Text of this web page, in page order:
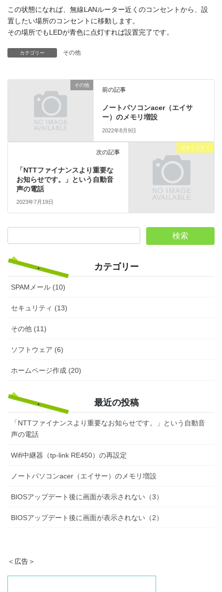
この状態になれば、無線LANルーター近くのコンセントから、設
置したい場所のコンセントに移動します。
その場所でもLEDが青色に点灯すれば設置完了です。
カテゴリー その他
その他
前の記事
ノートパソコンacer（エイサ
ー）のメモリ増設
2022年8月9日
セキュリティ
次の記事
「NTTファイナンスより重要な
お知らせです。」という自動音
声の電話
2023年7月19日
カテゴリー
SPAMメール (10)
セキュリティ (13)
その他 (11)
ソフトウェア (6)
ホームページ作成 (20)
最近の投稿
「NTTファイナンスより重要なお知らせです。」という自動音
声の電話
Wifi中継器（tp-link RE450）の再設定
ノートパソコンacer（エイサー）のメモリ増設
BIOSアップデート後に画面が表示されない（3）
BIOSアップデート後に画面が表示されない（2）
＜広告＞